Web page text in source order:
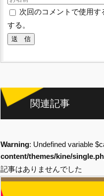
次回のコメントで使用
する。
関連記事
Warning: Undefined variable
content/themes/kine/
記事はありませんでした